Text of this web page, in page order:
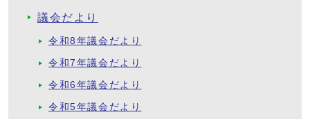
議会だより
令和8年議会だより
令和7年議会だより
令和6年議会だより
令和5年議会だより